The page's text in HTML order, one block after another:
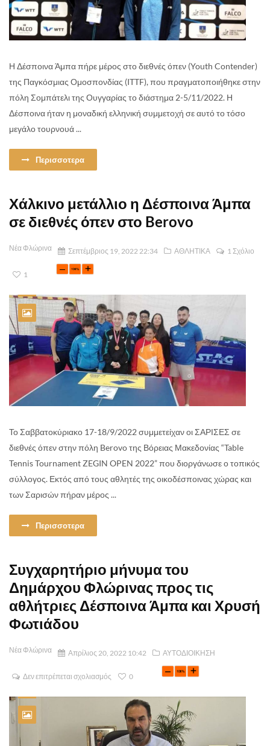
Η Δέσποινα Άμπα πήρε μέρος στο διεθνές όπεν (Youth Contender)
της Παγκόσμιας Ομοσπονδίας (ITTF), που πραγματοποιήθηκε στην
πόλη Σομπάτελι της Ουγγαρίας το διάστημα 2-5/11/2022. Η
Δέσποινα ήταν η μοναδική ελληνική συμμετοχή σε αυτό το τόσο
μεγάλο τουρνουά ...
Περισσοτερα
Χάλκινο μετάλλιο η Δέσποινα Άμπα
σε διεθνές όπεν στο Berovo
Νέα Φλώρινα Σεπτέμβριος 19, 2022 22:34 ΑΘΛΗΤΙΚΑ 1 Σχόλιο
1
Το Σαββατοκύριακο 17-18/9/2022 συμμετείχαν οι ΣΑΡΙΣΕΣ σε
διεθνές όπεν στην πόλη Berovo της Βόρειας Μακεδονίας “Table
Tennis Tournament ZEGIN OPEN 2022” που διοργάνωσε ο τοπικός
σύλλογος. Εκτός από τους αθλητές της οικοδέσποινας χώρας και
των Σαρισών πήραν μέρος ...
Περισσοτερα
Συγχαρητήριο μήνυμα του
Δημάρχου Φλώρινας προς τις
αθλήτριες Δέσποινα Άμπα και Χρυσή
Φωτιάδου
Νέα Φλώρινα Απρίλιος 20, 2022 10:42 ΑΥΤΟΔΙΟΙΚΗΣΗ
Δεν επιτρέπεται σχολιασμός 0